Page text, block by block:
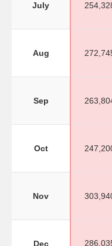
July
Aug
Sep
Oct
Nov
Dec